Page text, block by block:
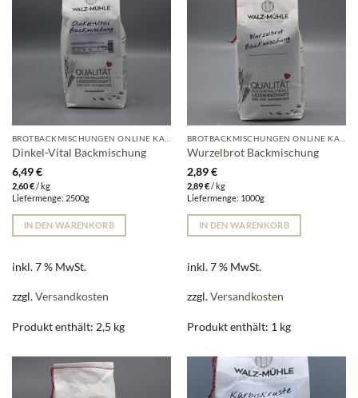
Dinkel-Vital Backmischung
6,49€
2,60€/ kg
Liefermenge: 2500g
IN DEN WARENKORB
inkl. 7 % MwSt.
zzgl.Versandkosten
Produkt enthält: 2,5 kg
Wurzelbrot Backmischung
2,89€
2,89€/ kg
Liefermenge: 1000g
IN DEN WARENKORB
inkl. 7 % MwSt.
zzgl.Versandkosten
Produkt enthält: 1 kg